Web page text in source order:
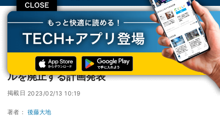
CLOSE
TECH+ 企業IT
開発/エンジニア
Microsoft、Windows 11でサポート診断ツールを廃止する計画発表
Microsoft、Windows 11でサポート診断ツー
ルを廃止する計画発表
掲載日 2023/02/13 10:19
著者： 後藤大地